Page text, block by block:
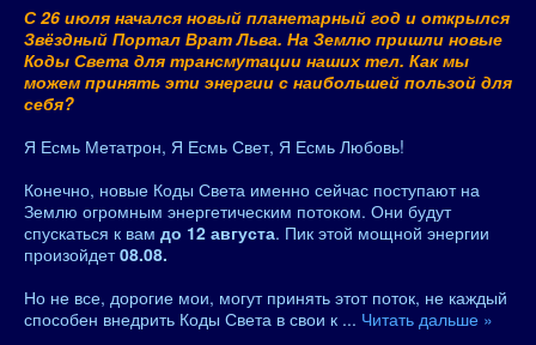
С 26 июля начался новый планетарный год и открылся
Звёздный Портал Врат Льва. На Землю пришли новые
Коды Света для трансмутации наших тел. Как мы
можем принять эти энергии с наибольшей пользой для
себя?
Я Есмь Метатрон, Я Есмь Свет, Я Есмь Любовь!
Конечно, новые Коды Света именно сейчас поступают на
Землю огромным энергетическим потоком. Они будут
спускаться к вам до 12 августа. Пик этой мощной энергии
произойдет08.08.
Но не все, дорогие мои, могут принять этот поток, не каждый
способен внедрить Коды Света в свои к ... Читать дальше »